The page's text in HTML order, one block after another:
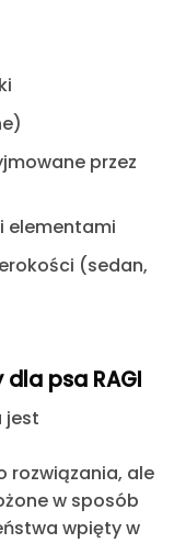
przez
elementami
(sedan,
psa RAGI
jest
rozwiązania, ale
w sposób
wpięty w